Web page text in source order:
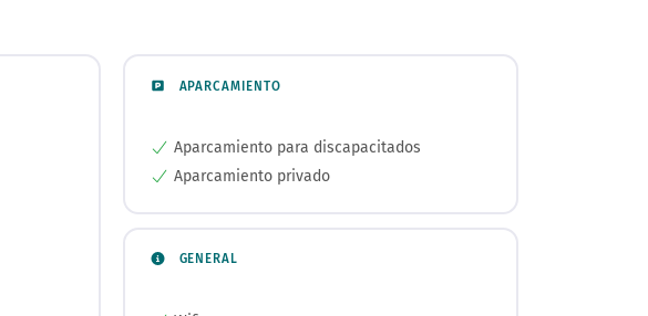
APARCAMIENTO
Aparcamiento para discapacitados
Aparcamiento privado
GENERAL